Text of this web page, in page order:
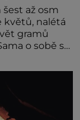
až osm
květů, nalétá
gramů
o sobě se
včelstva,